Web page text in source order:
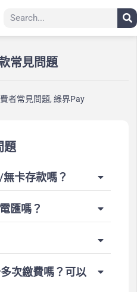
常見問題
者常見問題,綠界Pay
題
卡存款嗎？
匯嗎？
次繳費嗎？可以